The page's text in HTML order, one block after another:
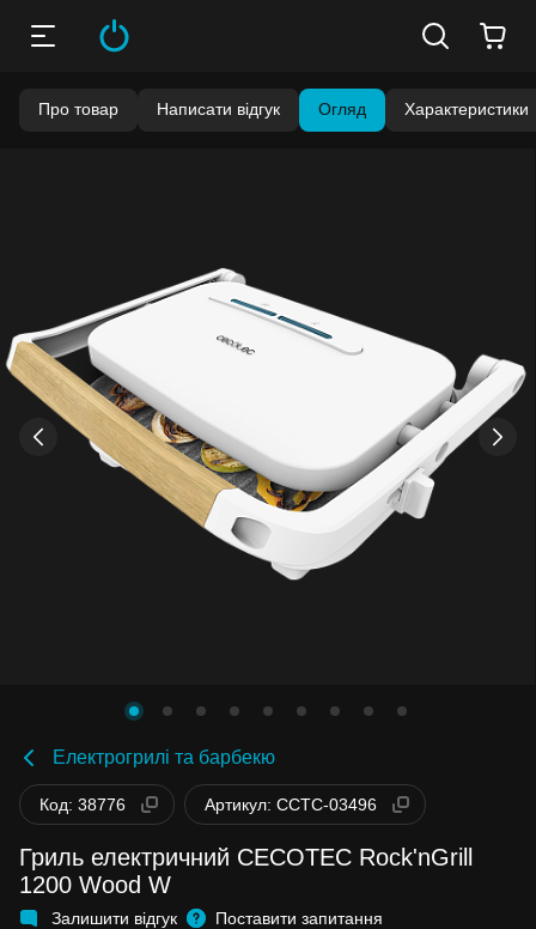
Про товар Написати відгук Огляд Характеристики
‹ ›
Електрогрилі та барбекю
Код: 38776 Артикул: CCTC-03496
Гриль електричний CECOTEC Rock'nGrill
1200 Wood W
Залишити відгук Поставити запитання